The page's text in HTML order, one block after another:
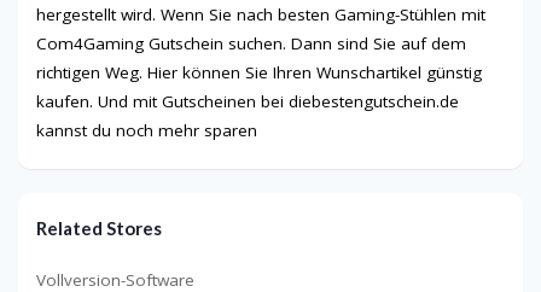
hergestellt wird. Wenn Sie nach besten Gaming-Stühlen mit
Com4Gaming Gutschein suchen. Dann sind Sie auf dem
richtigen Weg. Hier können Sie Ihren Wunschartikel günstig
kaufen. Und mit Gutscheinen bei diebestengutschein.de
kannst du noch mehr sparen
Related Stores
Vollversion-Software